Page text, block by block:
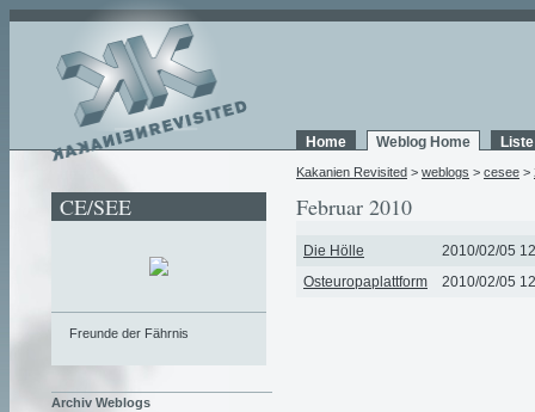
Home Weblog Home
Kakanien Revisited > weblogs > cesee >
Februar 2010
Die Hölle
2010/02/05
Osteuropaplattform
2010/02/05
CE/SEE
Freunde der Fährnis
Archiv Weblogs